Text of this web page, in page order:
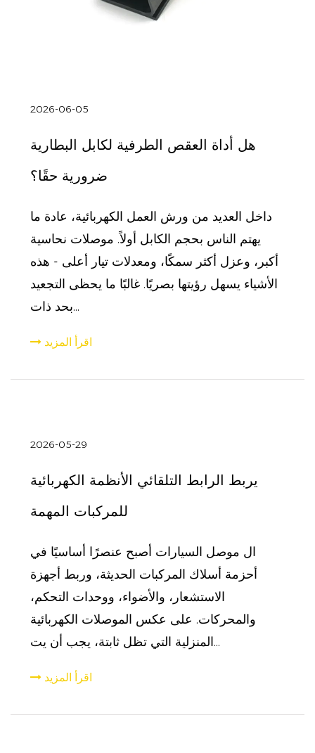
2026-06-05
هل أداة العقص الطرفية لكابل البطارية
ضرورية حقًا؟
داخل العديد من ورش العمل الكهربائية، عادة ما
يهتم الناس بحجم الكابل أولاً. موصلات نحاسية
أكبر، وعزل أكثر سمكًا، ومعدلات تيار أعلى - هذه
الأشياء يسهل رؤيتها بصريًا. غالبًا ما يحظى التجعيد
بحد ذات...
اقرأ المزيد
2026-05-29
يربط الرابط التلقائي الأنظمة الكهربائية
للمركبات المهمة
ال موصل السيارات أصبح عنصرًا أساسيًا في
أحزمة أسلاك المركبات الحديثة، وربط أجهزة
الاستشعار، والأضواء، ووحدات التحكم،
والمحركات. على عكس الموصلات الكهربائية
المنزلية التي تظل ثابتة، يجب أن يت...
اقرأ المزيد